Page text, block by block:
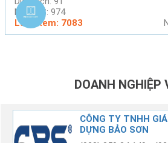
Mã BĐS: 974
Lượt xem: 7083
DOANH NGHIỆP
CÔNG TY TNHH
DỰNG BẢO SƠN